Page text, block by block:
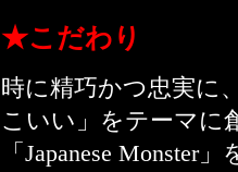
★こだわり
時に精巧かつ忠実に
こいい」をテーマに
「Japanese